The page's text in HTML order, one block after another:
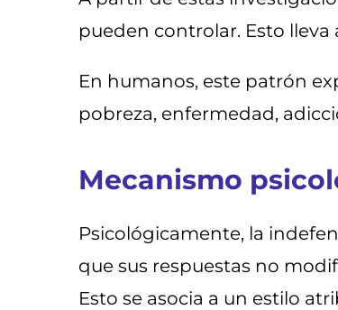
pueden controlar. Esto
En humanos, este patrón
pobreza, enfermedad,
Mecanismo
Psicológicamente, la
que sus respuestas no
Esto se asocia a un estilo